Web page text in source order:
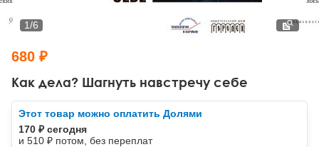
Другие направления психотерапии
Классический, эриксоновский гипноз и НЛП
НЛП
Социальная психология
Классический и юнгианский психоанализ
Как дела? Шагнуть навстречу себе
1/6
680 ₽
Этот товар можно оплатить Долями
170 ₽ сегодня
и 510 ₽ потом, без переплат